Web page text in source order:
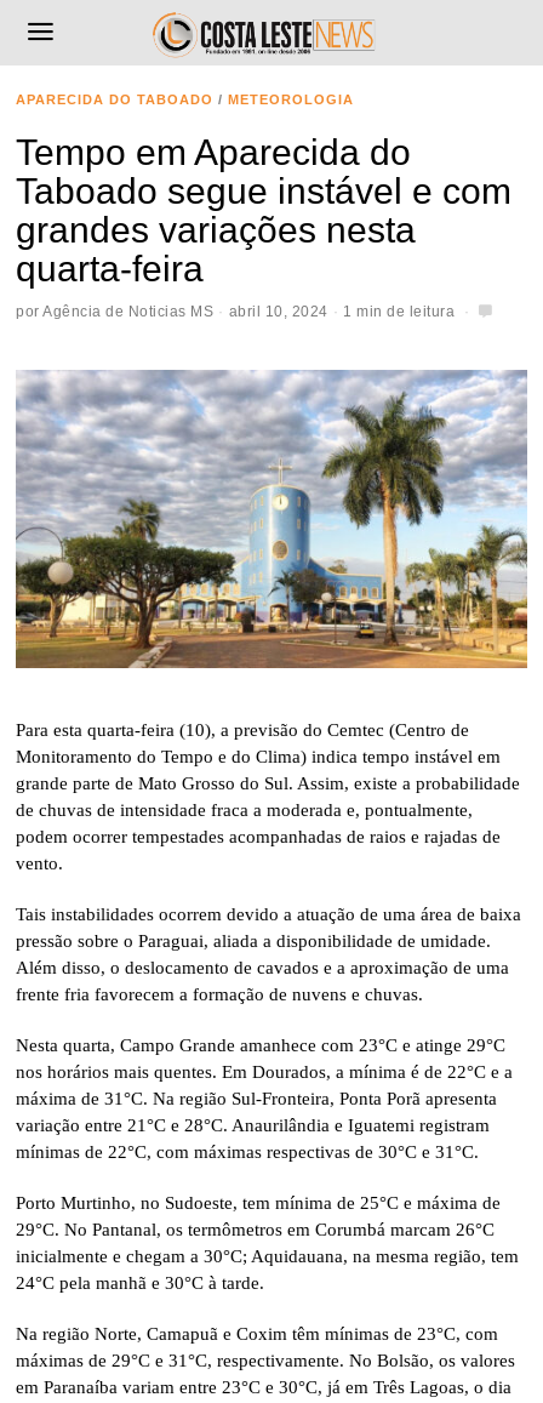
APARECIDA DO TABOADO / METEOROLOGIA
Tempo em Aparecida do
Taboado segue instável e com
grandes variações nesta
quarta-feira
porAgência de Noticias MS abril 10, 2024 1 min de leitura
Para esta quarta-feira (10), a previsão do Cemtec (Centro de
Monitoramento do Tempo e do Clima) indica tempo instável em
grande parte de Mato Grosso do Sul. Assim, existe a probabilidade
de chuvas de intensidade fraca a moderada e, pontualmente,
podem ocorrer tempestades acompanhadas de raios e rajadas de
vento.
Tais instabilidades ocorrem devido a atuação de uma área de baixa
pressão sobre o Paraguai, aliada a disponibilidade de umidade.
Além disso, o deslocamento de cavados e a aproximação de uma
frente fria favorecem a formação de nuvens e chuvas.
Nesta quarta, Campo Grande amanhece com 23°C e atinge 29°C
nos horários mais quentes. Em Dourados, a mínima é de 22°C e a
máxima de 31°C. Na região Sul-Fronteira, Ponta Porã apresenta
variação entre 21°C e 28°C. Anaurilândia e Iguatemi registram
mínimas de 22°C, com máximas respectivas de 30°C e 31°C.
Porto Murtinho, no Sudoeste, tem mínima de 25°C e máxima de
29°C. No Pantanal, os termômetros em Corumbá marcam 26°C
inicialmente e chegam a 30°C; Aquidauana, na mesma região, tem
24°C pela manhã e 30°C à tarde.
Na região Norte, Camapuã e Coxim têm mínimas de 23°C, com
máximas de 29°C e 31°C, respectivamente. No Bolsão, os valores
em Paranaíba variam entre 23°C e 30°C, já em Três Lagoas, o dia